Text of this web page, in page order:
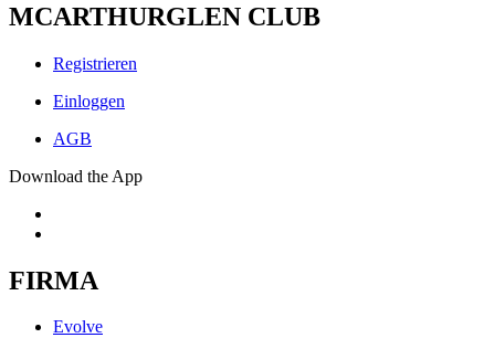
MCARTHURGLEN CLUB
Registrieren
Einloggen
AGB
Download the App
FIRMA
Evolve